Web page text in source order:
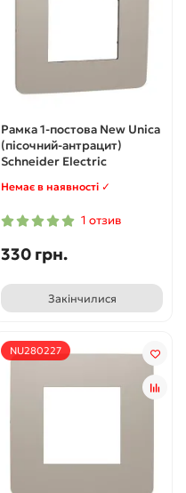
Рамка 1-постова New Unica
(пісочний-антрацит)
Schneider Electric
Немає в наявності ✓
1 отзив
330 грн.
Закінчилися
NU280227